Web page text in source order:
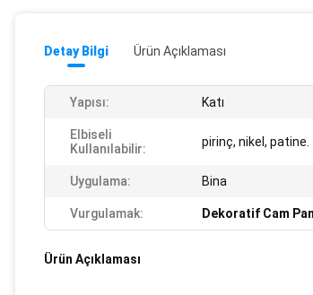
Detay Bilgi Ürün Açıklaması
Yapısı: Katı
Elbiseli
Kullanılabilir:
pirinç, nikel, patine.
Uygulama: Bina
Vurgulamak: Dekoratif Cam
Ürün Açıklaması